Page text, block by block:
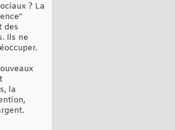
? La
des
Ils ne
la